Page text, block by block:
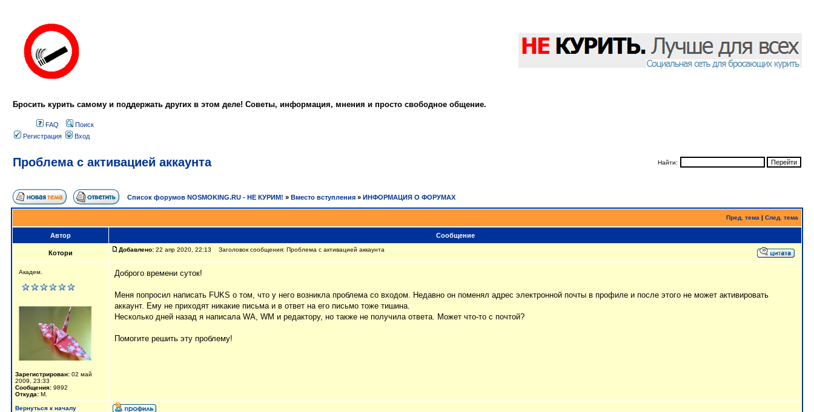
Бросить курить самому и поддержать других в этом деле! Советы, информация, мнения и просто свободное общение.
FAQ
Поиск
Регистрация
Вход
Проблема с активацией аккаунта Найти:
Список форумов NOSMOKING.RU - НЕ КУРИМ! » Вместо вступления » ИНФОРМАЦИЯ О ФОРУМАХ
Пред. тема | След. тема
Автор Сообщение
Котори Добавлено: 22 апр 2020, 22:13 Заголовок сообщения: Проблема с активацией аккаунта
Академ.
Зарегистрирован: 02 май
2009, 23:33
Сообщения: 9892
Откуда: М.
Доброго времени суток!
Меня попросил написать FUKS о том, что у него возникла проблема со входом. Недавно он поменял адрес электронной почты в профиле и после этого не может активировать
аккаунт. Ему не приходят никакие письма и в ответ на его письмо тоже тишина.
Несколько дней назад я написала WA, WM и редактору, но также не получила ответа. Может что-то с почтой?
Помогите решить эту проблему!
Вернуться к началу